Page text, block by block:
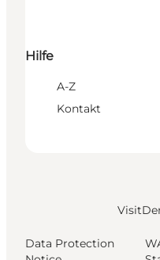
Hilfe
A-Z
Kontakt
Data Protection